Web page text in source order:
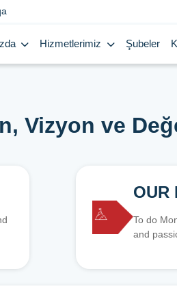
Hizmetlerimiz Şubeler
Vizyon ve
OUR
To do
and